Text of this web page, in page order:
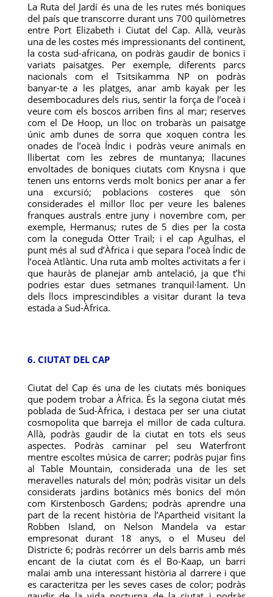
La Ruta del Jardí és una de les rutes més boniques
del país que transcorre durant uns 700 quilòmetres
entre Port Elizabeth i Ciutat del Cap. Allà, veuràs
una de les costes més impressionants del continent,
la costa sud-africana, on podràs gaudir de bonics i
variats paisatges. Per exemple, diferents parcs
nacionals com el Tsitsikamma NP on podràs
banyar-te a les platges, anar amb kayak per les
desembocadures dels rius, sentir la força de l’oceà i
veure com els boscos arriben fins al mar; reserves
com el De Hoop, un lloc on trobaràs un paisatge
únic amb dunes de sorra que xoquen contra les
onades de l’oceà Índic i podràs veure animals en
llibertat com les zebres de muntanya; llacunes
envoltades de boniques ciutats com Knysna i que
tenen uns entorns verds molt bonics per anar a fer
una excursió; poblacions costeres que són
considerades el millor lloc per veure les balenes
franques australs entre juny i novembre com, per
exemple, Hermanus; rutes de 5 dies per la costa
com la coneguda Otter Trail; i el cap Agulhas, el
punt més al sud d’Àfrica i que separa l’oceà Índic de
l’oceà Atlàntic. Una ruta amb moltes activitats a fer i
que hauràs de planejar amb antelació, ja que t’hi
podries estar dues setmanes tranquil·lament. Un
dels llocs imprescindibles a visitar durant la teva
estada a Sud-Àfrica.
6. CIUTAT DEL CAP
Ciutat del Cap és una de les ciutats més boniques
que podem trobar a Àfrica. És la segona ciutat més
poblada de Sud-Àfrica, i destaca per ser una ciutat
cosmopolita que barreja el millor de cada cultura.
Allà, podràs gaudir de la ciutat en tots els seus
aspectes. Podràs caminar pel seu Waterfront
mentre escoltes música de carrer; podràs pujar fins
al Table Mountain, considerada una de les set
meravelles naturals del món; podràs visitar un dels
considerats jardins botànics més bonics del món
com Kirstenbosch Gardens; podràs aprendre una
part de la recent història de l’Apartheid visitant la
Robben Island, on Nelson Mandela va estar
empresonat durant 18 anys, o el Museu del
Districte 6; podràs recórrer un dels barris amb més
encant de la ciutat com és el Bo-Kaap, un barri
malai amb una interessant història al darrere i que
es caracteritza per les seves cases de color; podràs